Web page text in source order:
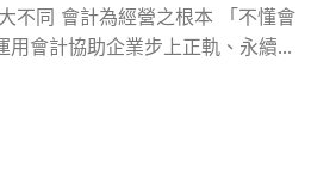
同 會計為經營之根本 「不懂會
會計協助企業步上正軌、永續...